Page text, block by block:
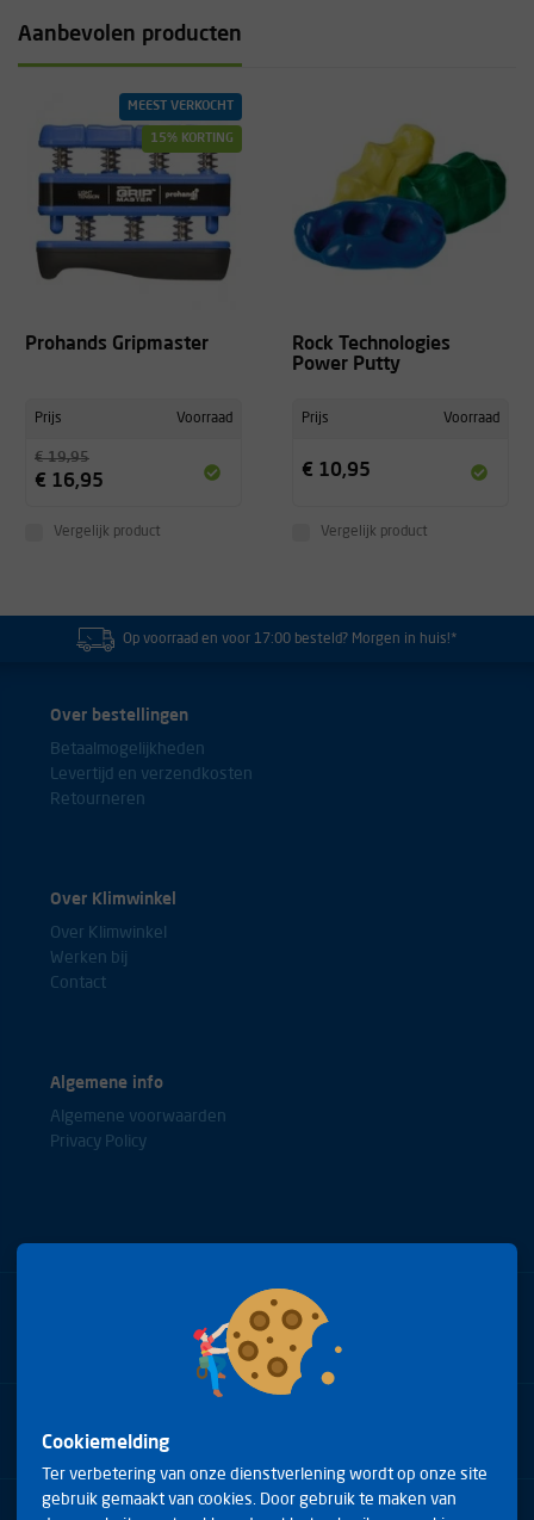
Moeilijker om te gebruiken dan verwacht. De bijgevoegde
documentatie is niet zo duidelijk over hoe het werkelijk goed werkt.
lastig om de powerball aan de gang te krijgen.
krijgen.
goed doornemen, maar dan heb je de powerball ook goed onder de
Je voelt dat het werk,krachtig en goed .De pijn verminderd
Aanbevolen producten
MEEST VERKOCHT
15% KORTING
Prohands Gripmaster
Prijs Voorraad
€ 19,95
€ 16,95
Vergelijk product
Rock Technologies
Power Putty
Prijs Voorraad
€ 10,95
Vergelijk product
Op voorraad en voor 17:00 besteld? Morgen in huis!*
Over bestellingen
Betaalmogelijkheden
Levertijd en verzendkosten
Retourneren
Over Klimwinkel
Over Klimwinkel
Werken bij
Contact
Algemene info
Algemene voorwaarden
Privacy Policy
Bel met onze experts
+31(0)85 0653688
Arduinstraat 20
Cookiemelding
Ter verbetering van onze dienstverlening wordt op onze site
gebruik gemaakt van cookies. Door gebruik te maken van